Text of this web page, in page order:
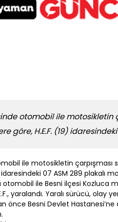
otomobil ile motosikletin
göre, H.E.F. (19)
ile motosikletin çarpışması
idaresindeki 07 ASM 289 plakalı
otomobil ile Besni ilçesi Kozluca
yaralandı. Yaralı sürücü, olay
önce Besni Devlet Hastanesi’ne